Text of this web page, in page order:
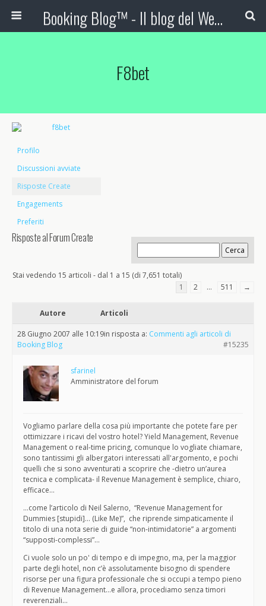
Booking Blog™ - Il blog del Web Marketing Turistico
F8bet
Profilo
Discussioni avviate
Risposte Create
Engagements
Preferiti
Risposte al Forum Create
Stai vedendo 15 articoli - dal 1 a 15 (di 7,651 totali)
1
2 … 511 →
Autore Articoli
28 Giugno 2007 alle 10:19in risposta a: Commenti agli articoli di
Booking Blog
#15235
sfarinel
Amministratore del forum
Vogliamo parlare della cosa più importante che potete fare per
ottimizzare i ricavi del vostro hotel? Yield Management, Revenue
Management o real-time pricing, comunque lo vogliate chiamare,
sono tantissimi gli albergatori interessati all'argomento, e pochi
quelli che si sono avventurati a scoprire che -dietro un’aurea
tecnica e complicata- il Revenue Management è semplice, chiaro,
efficace…
…come l’articolo di Neil Salerno, “Revenue Management for
Dummies [stupidi]… (Like Me)”, che riprende simpaticamente il
titolo di una nota serie di guide “non-intimidatorie” a argomenti
“supposti-complessi”…
Ci vuole solo un po' di tempo e di impegno, ma, per la maggior
parte degli hotel, non c’è assolutamente bisogno di spendere
risorse per una figura professionale che si occupi a tempo pieno
di Revenue Management…e allora, procediamo senza timori
reverenziali…